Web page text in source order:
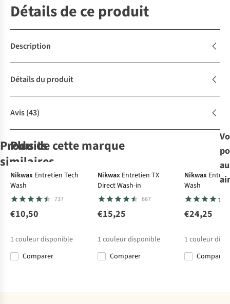
Détails de ce produit
Description
Détails du produit
Avis(43)
Produits
similaires
WandelWol
Anti-Pression 20
Gram
Nikwax
TX Direct Wash-in
Favori Care &
Repair
Grangers
Entretien Leather
Conditioner
Tech Wash
Plus de cette marque
Nikwax Entretien Tech
Wash
737
€10,50
1 couleur disponible
Comparer
Nikwax Entretien TX
Direct Wash-in
667
€15,25
1 couleur disponible
Comparer
Nikwax
Wash
€24,25
1 couleur
Comparer